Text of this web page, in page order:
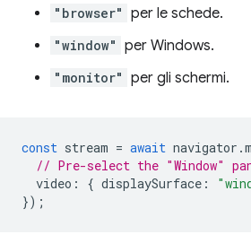
"browser" per le schede.
"window" per Windows.
"monitor" per gli schermi.
const stream = await navigator .
// Pre-select the "Window"
video : { displaySurface :
});